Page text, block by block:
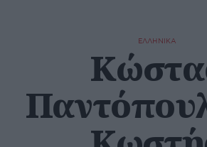
ΕΛΛΗΝΙΚΑ